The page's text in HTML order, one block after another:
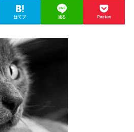
はてブ 送る Pocket